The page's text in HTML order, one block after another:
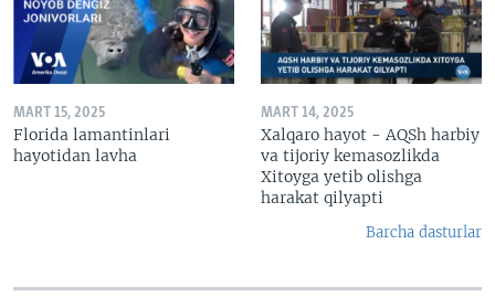
MART 15, 2025
Florida lamantinlari
hayotidan lavha
MART 14, 2025
Xalqaro hayot - AQSh harbiy
va tijoriy kemasozlikda
Xitoyga yetib olishga
harakat qilyapti
Barcha dasturlar